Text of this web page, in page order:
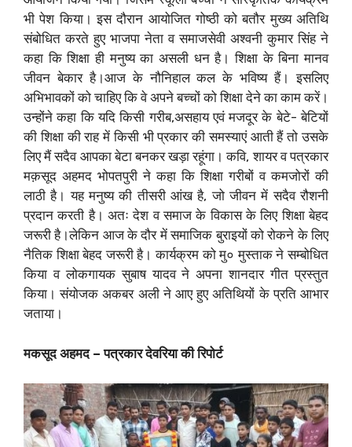
भी पेश किया। इस दौरान आयोजित गोष्ठी को बतौर मुख्य अतिथि
संबोधित करते हुए भाजपा नेता व समाजसेवी अश्वनी कुमार सिंह ने
कहा कि शिक्षा ही मनुष्य का असली धन है। शिक्षा के बिना मानव
जीवन बेकार है।आज के नौनिहाल कल के भविष्य हैं। इसलिए
अभिभावकों को चाहिए कि वे अपने बच्चों को शिक्षा देने का काम करें।
उन्होंने कहा कि यदि किसी गरीब,असहाय एवं मजदूर के बेटे- बेटियों
की शिक्षा की राह में किसी भी प्रकार की समस्याएं आती हैं तो उसके
लिए मैं सदैव आपका बेटा बनकर खड़ा रहूंगा। कवि, शायर व पत्रकार
मक़सूद अहमद भोपतपुरी ने कहा कि शिक्षा गरीबों व कमजोरों की
लाठी है। यह मनुष्य की तीसरी आंख है, जो जीवन में सदैव रौशनी
प्रदान करती है। अतः देश व समाज के विकास के लिए शिक्षा बेहद
जरूरी है।लेकिन आज के दौर में समाजिक बुराइयों को रोकने के लिए
नैतिक शिक्षा बेहद जरूरी है। कार्यक्रम को मु० मुस्ताक ने सम्बोधित
किया व लोकगायक सुबाष यादव ने अपना शानदार गीत प्रस्तुत
किया। संयोजक अकबर अली ने आए हुए अतिथियों के प्रति आभार
जताया।
मकसूद अहमद – पत्रकार देवरिया की रिपोर्ट